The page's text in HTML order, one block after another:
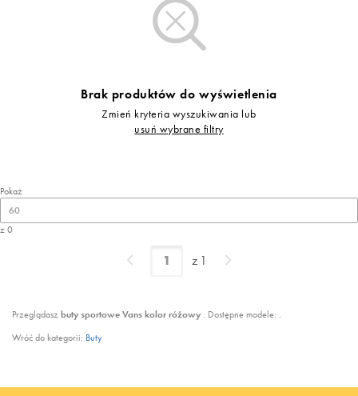
Brak produktów do wyświetlenia
Zmień kryteria wyszukiwania lub
usuń wybrane filtry
Pokaż
60
z 0
z 1
Przeglądaszbuty sportowe Vans kolor różowy . Dostępne modele: .
Wróć do kategorii: Buty